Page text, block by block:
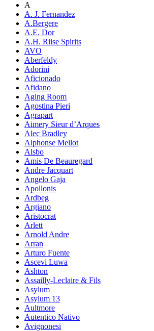
A
A. J. Fernandez
A.Bergere
A.E. Dor
A.H. Riise Spirits
AVO
Aberfeldy
Adorini
Aficionado
Afidano
Aging Room
Agostina Pieri
Agrapart
Aimery Sieur d’Arques
Alec Bradley
Alphonse Mellot
Alsbo
Amis De Beauregard
Andre Jacquart
Angelo Gaja
Apollonis
Ardbeg
Argiano
Aristocrat
Arlett
Arnold Andre
Arran
Arturo Fuente
Ascevi Luwa
Ashton
Assailly-Leclaire & Fils
Asylum
Asylum 13
Aultmore
Autentico Nativo
Avignonesi